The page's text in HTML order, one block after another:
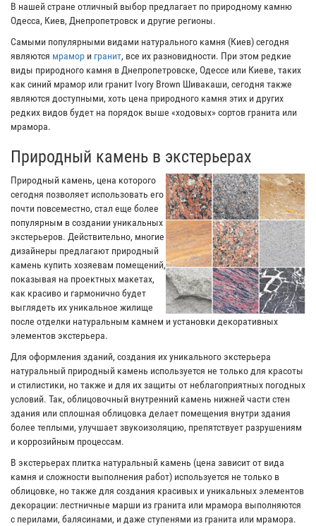
В нашей стране отличный выбор предлагает по природному камню
Одесса, Киев, Днепропетровск и другие регионы.
Самыми популярными видами натурального камня (Киев) сегодня
являются мрамор и гранит, все их разновидности. При этом редкие
виды природного камня в Днепропетровске, Одессе или Киеве, таких
как синий мрамор или гранит Ivory Brown Шивакаши, сегодня также
являются доступными, хоть цена природного камня этих и других
редких видов будет на порядок выше «ходовых» сортов гранита или
мрамора.
Природный камень в экстерьерах
Природный камень, цена которого
сегодня позволяет использовать его
почти повсеместно, стал еще более
популярным в создании уникальных
экстерьеров. Действительно, многие
дизайнеры предлагают природный
камень купить хозяевам помещений,
показывая на проектных макетах,
как красиво и гармонично будет
выглядеть их уникальное жилище
после отделки натуральным камнем и установки декоративных
элементов экстерьера.
Для оформления зданий, создания их уникального экстерьера
натуральный природный камень используется не только для красоты
и стилистики, но также и для их защиты от неблагоприятных погодных
условий. Так, облицовочный внутренний камень нижней части стен
здания или сплошная облицовка делает помещения внутри здания
более теплыми, улучшает звукоизоляцию, препятствует разрушениям
и коррозийным процессам.
В экстерьерах плитка натуральный камень (цена зависит от вида
камня и сложности выполнения работ) используется не только в
облицовке, но также для создания красивых и уникальных элементов
декорации: лестничные марши из гранита или мрамора выполняются
с перилами, балясинами, и даже ступенями из гранита или мрамора.